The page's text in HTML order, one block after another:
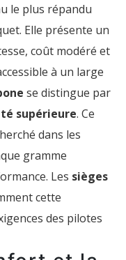
le plus répandu
Elle présente un
coût modéré et
à un large
se distingue par
supérieure. Ce
dans les
gramme
Les sièges
cette
des pilotes